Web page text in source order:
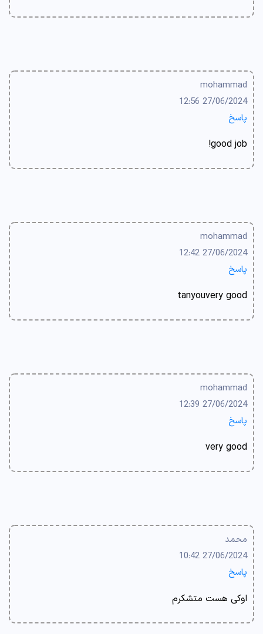
mohammad
27/06/2024 12:56
پاسخ
good job!
mohammad
27/06/2024 12:42
پاسخ
tanyouvery good
mohammad
27/06/2024 12:39
پاسخ
very good
محمد
27/06/2024 10:42
پاسخ
اوکی هست متشکرم